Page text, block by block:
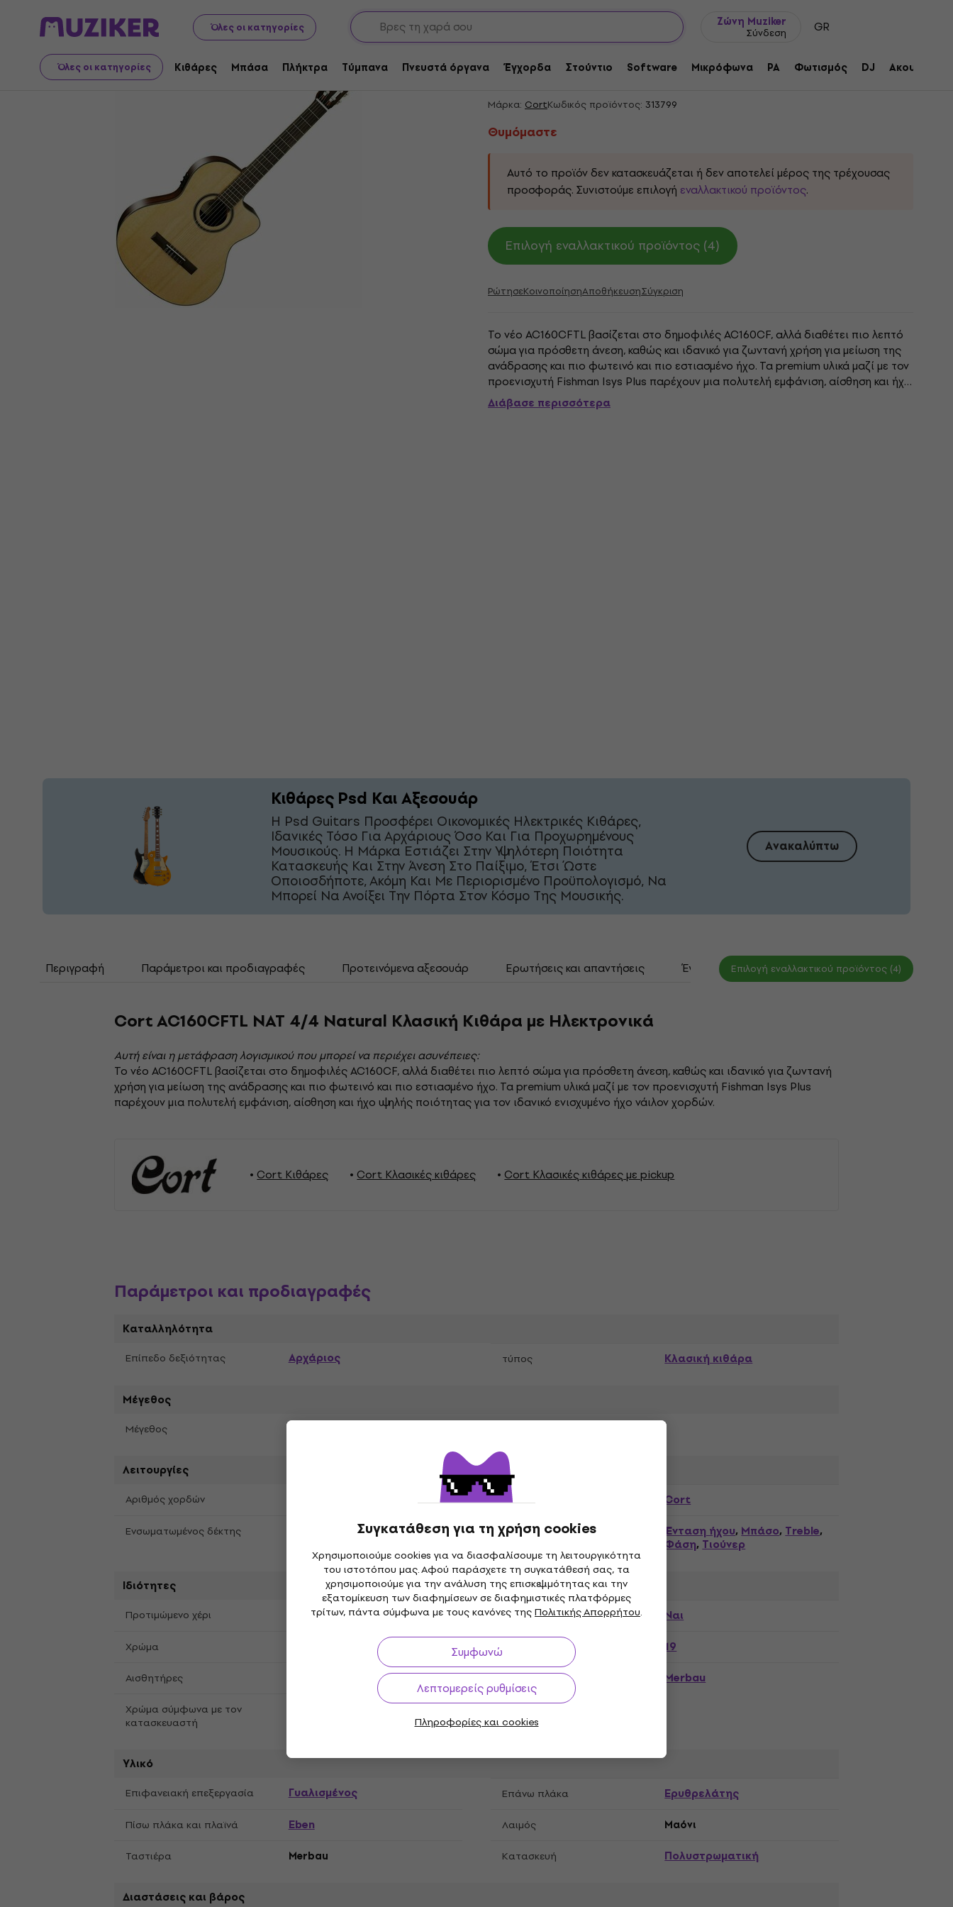
Όλες οι κατηγορίες
Ζώνη Muziker
Σύνδεση GR
Όλες οι κατηγορίες Κιθάρες Μπάσα Πλήκτρα Τύμπανα Πνευστά όργανα Έγχορδα Στούντιο Software Μικρόφωνα PA Φωτισμός DJ Ακουστικά
Συγκατάθεση για τη χρήση cookies
Χρησιμοποιούμε cookies για να διασφαλίσουμε τη λειτουργικότητα
του ιστοτόπου μας. Αφού παράσχετε τη συγκατάθεσή σας, τα
χρησιμοποιούμε για την ανάλυση της επισκεψιμότητας και την
εξατομίκευση των διαφημίσεων σε διαφημιστικές πλατφόρμες
τρίτων, πάντα σύμφωνα με τους κανόνες τηςΠολιτικής Απορρήτου.
Συμφωνώ
Λεπτομερείς ρυθμίσεις
Πληροφορίες και cookies
Μουσικά όργανα Κιθάρες Κλασικές κιθάρες Κλασικές κιθάρες με pickup
Θυμόμαστε
Θυμόμαστε
Cort AC160CFTL NAT 4/4 Natural Κλασική Κιθάρα με
Ηλεκτρονικά
Μάρκα: CortΚωδικός προϊόντος: 313799
Θυμόμαστε
Αυτό το προϊόν δεν κατασκευάζεται ή δεν αποτελεί μέρος της τρέχουσας
προσφοράς. Συνιστούμε επιλογή εναλλακτικού προϊόντος.
Επιλογή εναλλακτικού προϊόντος (4)
ΡώτησεΚοινοποίησηΑποθήκευσηΣύγκριση
Το νέο AC160CFTL βασίζεται στο δημοφιλές AC160CF, αλλά διαθέτει πιο λεπτό
σώμα για πρόσθετη άνεση, καθώς και ιδανικό για ζωντανή χρήση για μείωση της
ανάδρασης και πιο φωτεινό και πιο εστιασμένο ήχο. Τα premium υλικά μαζί με τον
προενισχυτή Fishman Isys Plus παρέχουν μια πολυτελή εμφάνιση, αίσθηση και ήχο
υψηλής ποιότητας για τον ιδανικό...
Διάβασε περισσότερα
Κιθάρες Psd Και Αξεσουάρ
Η Psd Guitars Προσφέρει Οικονομικές Ηλεκτρικές Κιθάρες,
Ιδανικές Τόσο Για Αρχάριους Όσο Και Για Προχωρημένους
Μουσικούς. Η Μάρκα Εστιάζει Στην Υψηλότερη Ποιότητα
Κατασκευής Και Στην Άνεση Στο Παίξιμο, Έτσι Ώστε
Οποιοσδήποτε, Ακόμη Και Με Περιορισμένο Προϋπολογισμό, Να
Μπορεί Να Ανοίξει Την Πόρτα Στον Κόσμο Της Μουσικής.
Ανακαλύπτω
Περιγραφή Παράμετροι και προδιαγραφές Προτεινόμενα αξεσουάρ Ερωτήσεις και απαντήσεις Έγγραφα Επιλογή εναλλακτικού προϊόντος (4)
Cort AC160CFTL NAT 4/4 Natural Κλασική Κιθάρα με Ηλεκτρονικά
Αυτή είναι η μετάφραση λογισμικού που μπορεί να περιέχει ασυνέπειες:
Το νέο AC160CFTL βασίζεται στο δημοφιλές AC160CF, αλλά διαθέτει πιο λεπτό σώμα για πρόσθετη άνεση, καθώς και ιδανικό για ζωντανή
χρήση για μείωση της ανάδρασης και πιο φωτεινό και πιο εστιασμένο ήχο. Τα premium υλικά μαζί με τον προενισχυτή Fishman Isys Plus
παρέχουν μια πολυτελή εμφάνιση, αίσθηση και ήχο υψηλής ποιότητας για τον ιδανικό ενισχυμένο ήχο νάιλον χορδών.
Cort Κιθάρες Cort Κλασικές κιθάρες Cort Κλασικές κιθάρες με pickup
Παράμετροι και προδιαγραφές
Καταλληλότητα
Επίπεδο δεξιότητας Αρχάριος τύπος Κλασική κιθάρα
Μέγεθος
Μέγεθος
Λειτουργίες
Αριθμός χορδών Μηχανική συντονισμού Cort
Ενσωματωμένος δέκτης Ρυθμιστές Ένταση ήχου,Μπάσο,Treble,
Φάση,Τιούνερ
Ιδιότητες
Προτιμώμενο χέρι Δεξί χέρι Αποκοπή Ναι
Χρώμα Αριθμός τάστων 19
Αισθητήρες Γέφυρα/Τρεμόλο Merbau
Χρώμα σύμφωνα με τον
κατασκευαστή
Υλικό
Επιφανειακή επεξεργασία Γυαλισμένος Επάνω πλάκα Ερυθρελάτης
Πίσω πλάκα και πλαϊνά Eben Λαιμός
Μαόνι
Ταστιέρα
Merbau Κατασκευή Πολυστρωματική
Διαστάσεις και βάρος